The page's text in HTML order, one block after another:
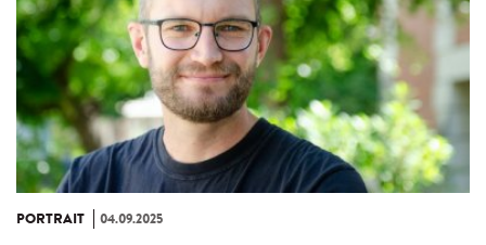
PORTRAIT 04.09.2025